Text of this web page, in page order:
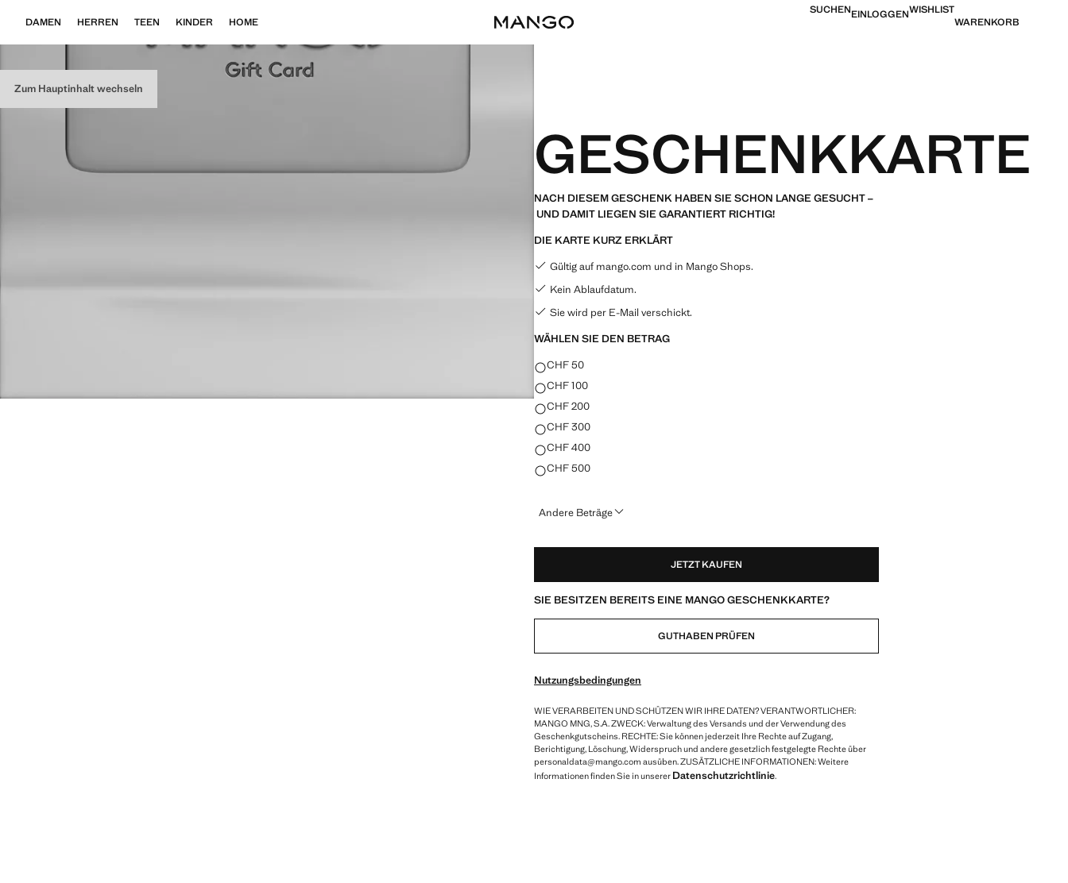
Zum Hauptinhalt wechseln
DAMEN HERREN TEEN KINDER HOME
SUCHENEINLOGGENWISHLIST
WARENKORB
GESCHENKKARTE
NACH DIESEM GESCHENK HABEN SIE SCHON LANGE GESUCHT –
UND DAMIT LIEGEN SIE GARANTIERT RICHTIG!
DIE KARTE KURZ ERKLÄRT
Gültig auf mango.com und in Mango Shops.
Kein Ablaufdatum.
Sie wird per E-Mail verschickt.
WÄHLEN SIE DEN BETRAG
WÄHLEN SIE DEN BETRAG
CHF 50
CHF 100
CHF 200
CHF 300
CHF 400
CHF 500
Andere Beträge
JETZT KAUFEN
SIE BESITZEN BEREITS EINE MANGO GESCHENKKARTE?
GUTHABEN PRÜFEN
Nutzungsbedingungen
WIE VERARBEITEN UND SCHÜTZEN WIR IHRE DATEN? VERANTWORTLICHER:
MANGO MNG, S.A. ZWECK: Verwaltung des Versands und der Verwendung des
Geschenkgutscheins. RECHTE: Sie können jederzeit Ihre Rechte auf Zugang,
Berichtigung, Löschung, Widerspruch und andere gesetzlich festgelegte Rechte über
personaldata@mango.com ausüben. ZUSÄTZLICHE INFORMATIONEN: Weitere
Informationen finden Sie in unserer Datenschutzrichtlinie.